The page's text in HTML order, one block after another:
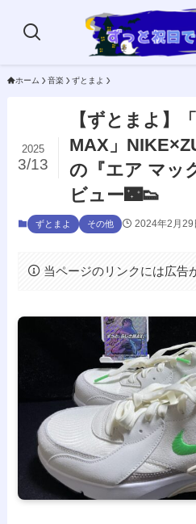
ホーム 音楽 ずとまよ
【ずとまよ】
MAX」
の『エア マッ
ビュー🌃👟
2025
3/13
ずとまよ その他 2024年2月29
当ページのリンクには広告